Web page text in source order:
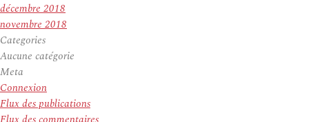
décembre 2018
novembre 2018
Categories
Aucune catégorie
Meta
Connexion
Flux des publications